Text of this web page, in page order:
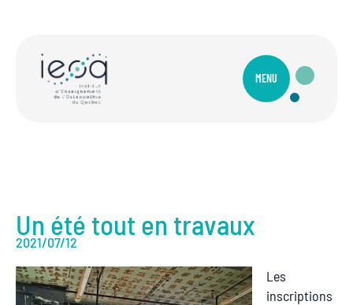
MENU
Un été tout en travaux
2021/07/12
Les
inscriptions